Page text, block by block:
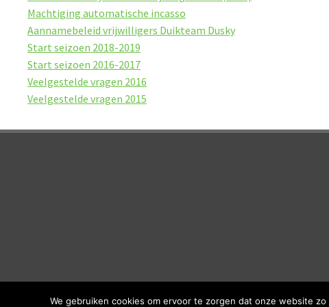
Machtiging automatische incasso
Aannamebeleid vrijwilligers Duikteam Dusky
Start seizoen 2018-2019
Start seizoen 2016-2017
Veelgestelde vragen 2016
Veelgestelde vragen 2015
We gebruiken cookies om ervoor te zorgen dat onze website